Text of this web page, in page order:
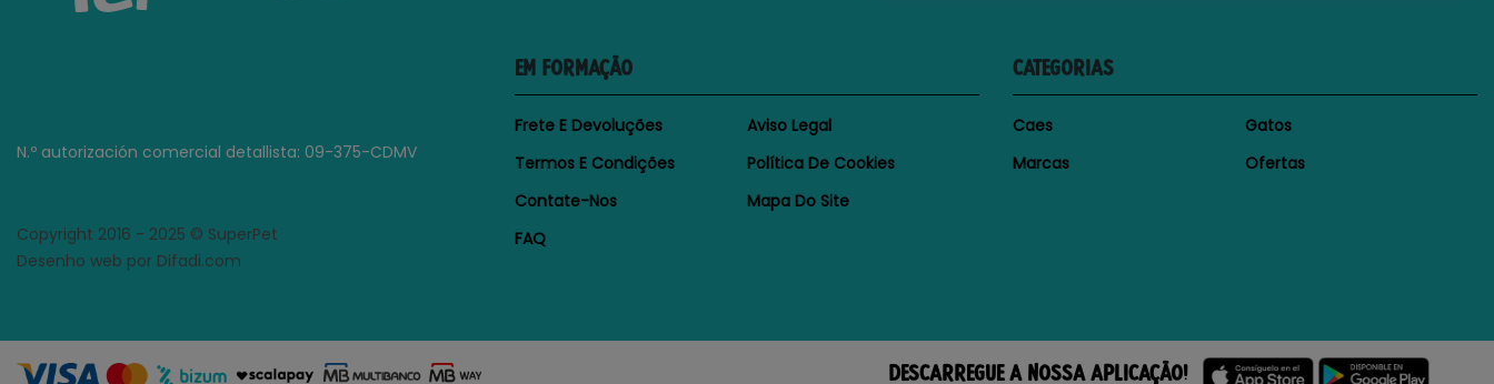
N.º autorización comercial detallista: 09-375-CDMV
Copyright 2016 - 2025 © SuperPet
Desenho web por Difadi.com
EM FORMAÇÃO
Frete E Devoluções
Aviso Legal
Termos E Condições
Política De Cookies
Contate-Nos
Mapa Do Site
FAQ
CATEGORIAS
Caes
Gatos
Marcas
Ofertas
DESCARREGUE A NOSSA APLICAÇÃO!